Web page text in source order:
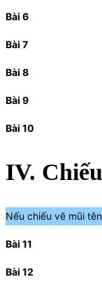
Bài 6
Bài 7
Bài 8
Bài 9
Bài 10
IV.
Nếu chiếu vẽ mũi
Bài 11
Bài 12